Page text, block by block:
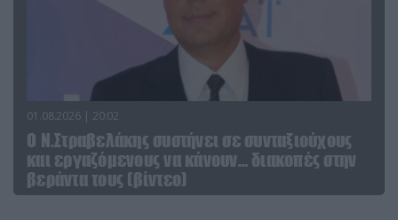
01.08.2026 | 20:02
Ο Ν.Στραβελάκης συστήνει σε συνταξιούχους
και εργαζόμενους να κάνουν… διακοπές στην
βεράντα τους (βίντεο)